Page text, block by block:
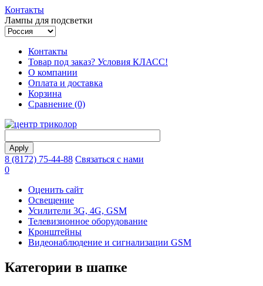
Контакты
Лампы для подсветки
Контакты
Товар под заказ? Условия КЛАСС!
О компании
Оплата и доставка
Корзина
Сравнение (0)
8 (8172) 75-44-88 Связаться с нами
0
Оценить сайт
Освещение
Усилители 3G, 4G, GSM
Телевизионное оборудование
Кронштейны
Видеонаблюдение и сигнализации GSM
Категории в шапке